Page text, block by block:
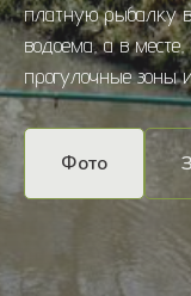
платную рыбалку
водоема, а в
прогулочные зоны
Фото